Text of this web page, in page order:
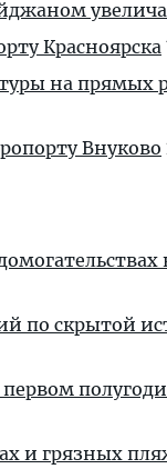
Красноярска
на прямых
Внуково
по скрытой
и грязных